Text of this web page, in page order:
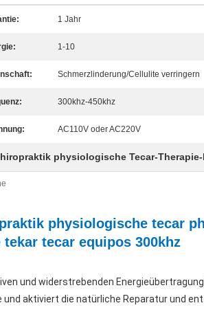
1 Jahr
1-10
Schmerzlinderung/Cellulite verringern
300khz-450khz
AC110V oder AC220V
physiologische Tecar-
physiologische tecar
tecar equipos 300khz
und widerstrebenden
aktiviert die natürliche Reparatur und